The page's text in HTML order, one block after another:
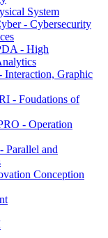
System
- Cybersecurity
- High
Graphic
- Foudations of
- Operation
Parallel and
Conception